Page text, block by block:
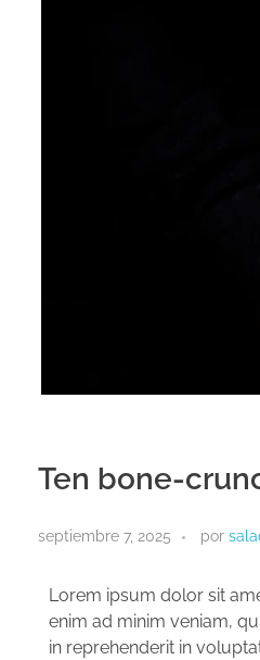
Ten bone-
septiembre 7, 2025 por
Lorem ipsum dolor sit
enim ad minim veniam,
in reprehenderit in